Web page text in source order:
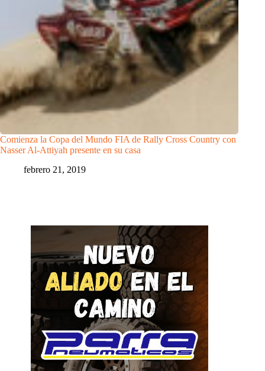
Comienza la Copa del Mundo FIA de Rally Cross Country con
Nasser Al-Attiyah presente en su casa
febrero 21, 2019